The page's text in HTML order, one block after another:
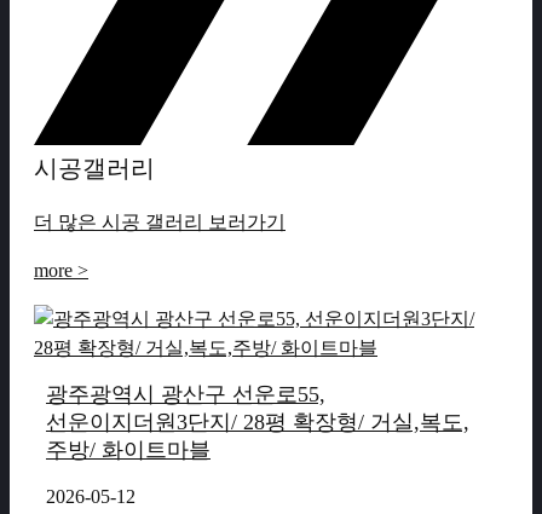
시공갤러리
더 많은 시공 갤러리 보러가기
more >
광주광역시 광산구 선운로55,
선운이지더원3단지/ 28평 확장형/ 거실,복도,
주방/ 화이트마블
2026-05-12